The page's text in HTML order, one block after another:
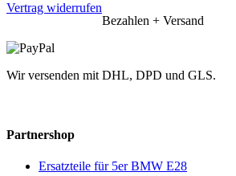
Vertrag widerrufen
Bezahlen + Versand
Wir versenden mit DHL, DPD und GLS.
Partnershop
Ersatzteile für 5er BMW E28